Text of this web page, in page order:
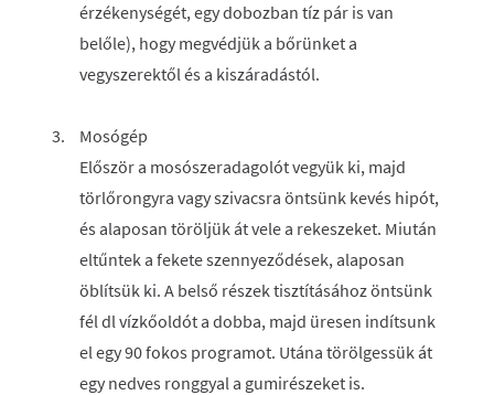
érzékenységét, egy dobozban tíz pár is van
belőle), hogy megvédjük a bőrünket a
vegyszerektől és a kiszáradástól.
Mosógép
Először a mosószeradagolót vegyük ki, majd
törlőrongyra vagy szivacsra öntsünk kevés hipót,
és alaposan töröljük át vele a rekeszeket. Miután
eltűntek a fekete szennyeződések, alaposan
öblítsük ki. A belső részek tisztításához öntsünk
fél dl vízkőoldót a dobba, majd üresen indítsunk
el egy 90 fokos programot. Utána törölgessük át
egy nedves ronggyal a gumirészeket is.